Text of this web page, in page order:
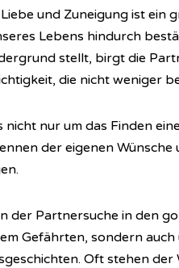
und Zuneigung ist ein
Lebens hindurch
stellt, birgt die
die nicht weniger
nicht nur um das Finden
der eigenen
der Partnersuche in den
Gefährten, sondern
Oft stehen